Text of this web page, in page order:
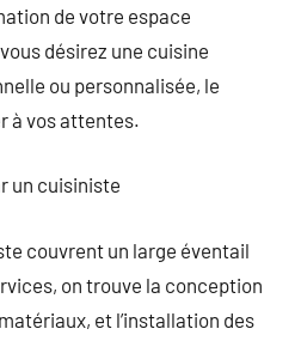
de votre espace
désirez une cuisine
ou personnalisée, le
à vos attentes.
un cuisiniste
couvrent un large éventail
on trouve la conception
et l’installation des